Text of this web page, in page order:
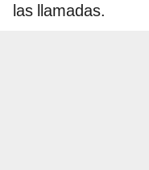
las llamadas.